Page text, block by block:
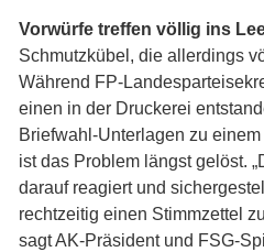
Vorwürfe treffen völlig ins
Schmutzkübel, die allerdings
Während FP-
einen in der Druckerei
Briefwahl-Unterlagen zu
ist das Problem längst gelöst.
darauf reagiert und
rechtzeitig einen Stimmzettel
sagt AK-Präsident und FSG-